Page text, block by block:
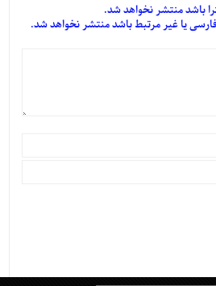
باشد منتشر نخواهد شد.
فارسی یا غیر مرتبط باشد منتشر نخواهد شد.